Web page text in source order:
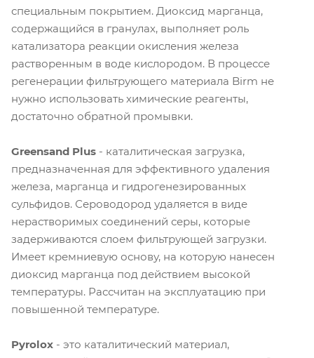
специальным покрытием. Диоксид марганца,
содержащийся в гранулах, выполняет роль
катализатора реакции окисления железа
растворенным в воде кислородом. В процессе
регенерации фильтрующего материала Birm не
нужно использовать химические реагенты,
достаточно обратной промывки.
Greensand Plus - каталитическая загрузка,
предназначенная для эффективного удаления
железа, марганца и гидрогенезированных
сульфидов. Сероводород удаляется в виде
нерастворимых соединений серы, которые
задерживаются слоем фильтрующей загрузки.
Имеет кремниевую основу, на которую нанесен
диоксид марганца под действием высокой
температуры. Рассчитан на эксплуатацию при
повышенной температуре.
Pyrolox - это каталитический материал,